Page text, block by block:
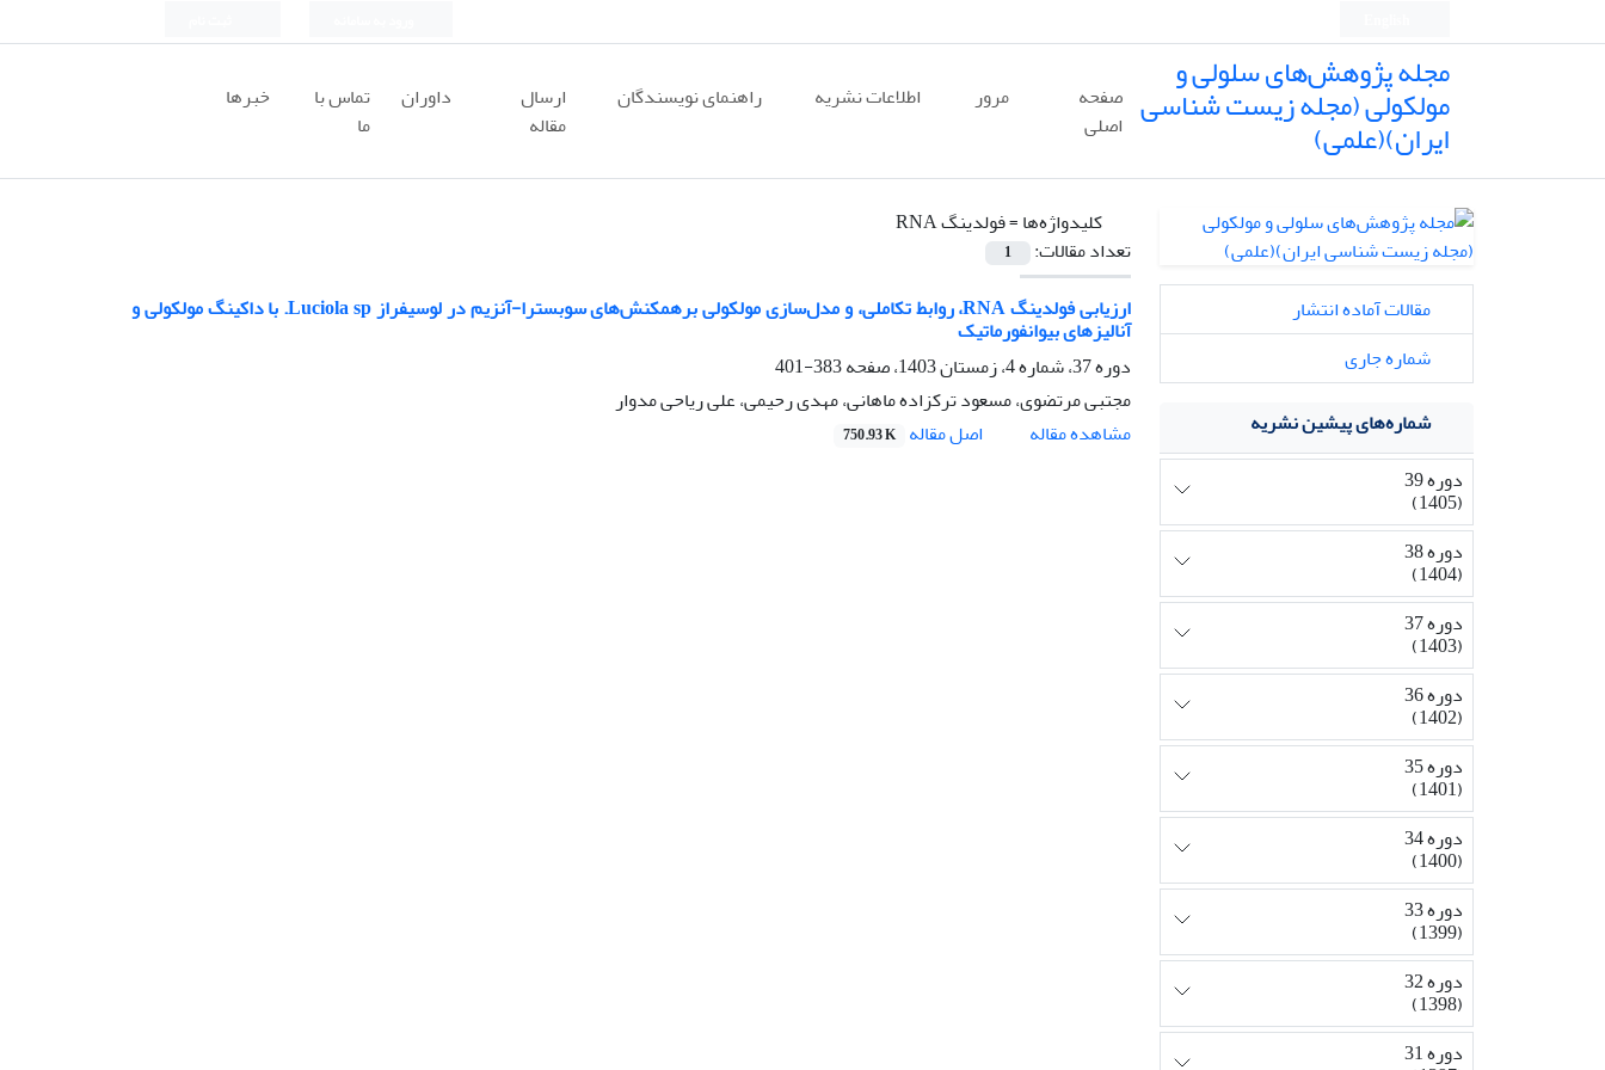
مجله پژوهش‌های سلولی و
مولکولی (مجله زیست شناسی
ایران)(علمی)
صفحه
اصلی
مرور اطلاعات نشریه راهنمای نویسندگان
ارسال
مقاله
داوران
تماس با
ما
خبرها
کلیدواژه‌ها =فولدینگ RNA
تعداد مقالات:
1
ارزیابی فولدینگ RNA، روابط تکاملی، و مدل‌سازی مولکولی برهمکنش‌های سوبسترا-آنزیم در لوسیفراز Luciola sp. با داکینگ مولکولی و
آنالیزهای بیوانفورماتیک
دوره 37، شماره 4، زمستان 1403، صفحه
383-401
مجتبی مرتضوی، مسعود ترکزاده ماهانی، مهدی رحیمی، علی ریاحی مدوار
مشاهده مقاله
اصل مقاله 750.93 K
مقالات آماده انتشار
شماره جاری
شماره‌های پیشین نشریه
دوره 39
(1405)
دوره 38
(1404)
دوره 37
(1403)
دوره 36
(1402)
دوره 35
(1401)
دوره 34
(1400)
دوره 33
(1399)
دوره 32
(1398)
دوره 31